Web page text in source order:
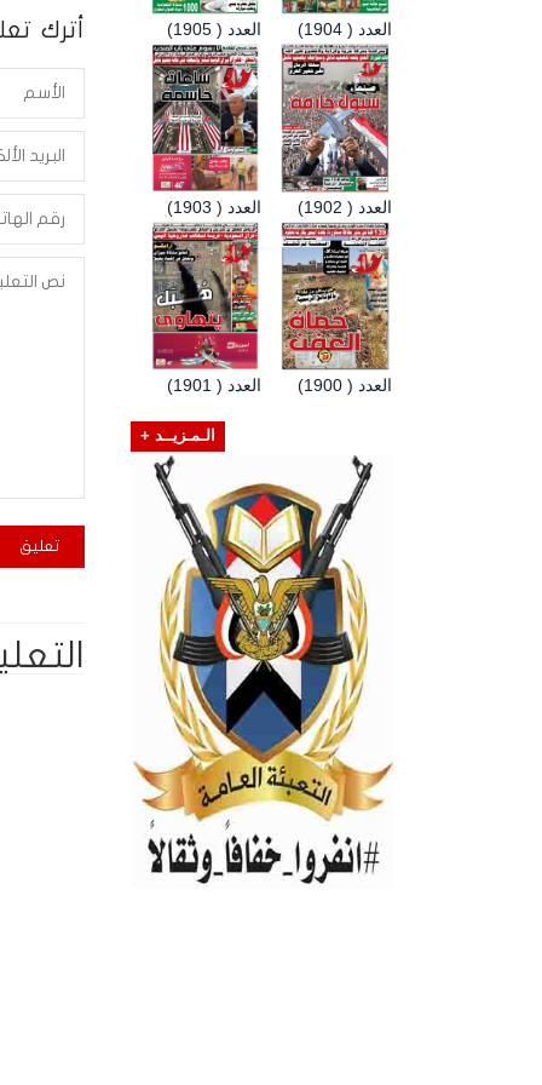
أترك العدد ( 1905) العدد ( 1904)
العدد ( 1903) العدد ( 1902)
العدد ( 1901) العدد ( 1900)
الـمـزيــد +